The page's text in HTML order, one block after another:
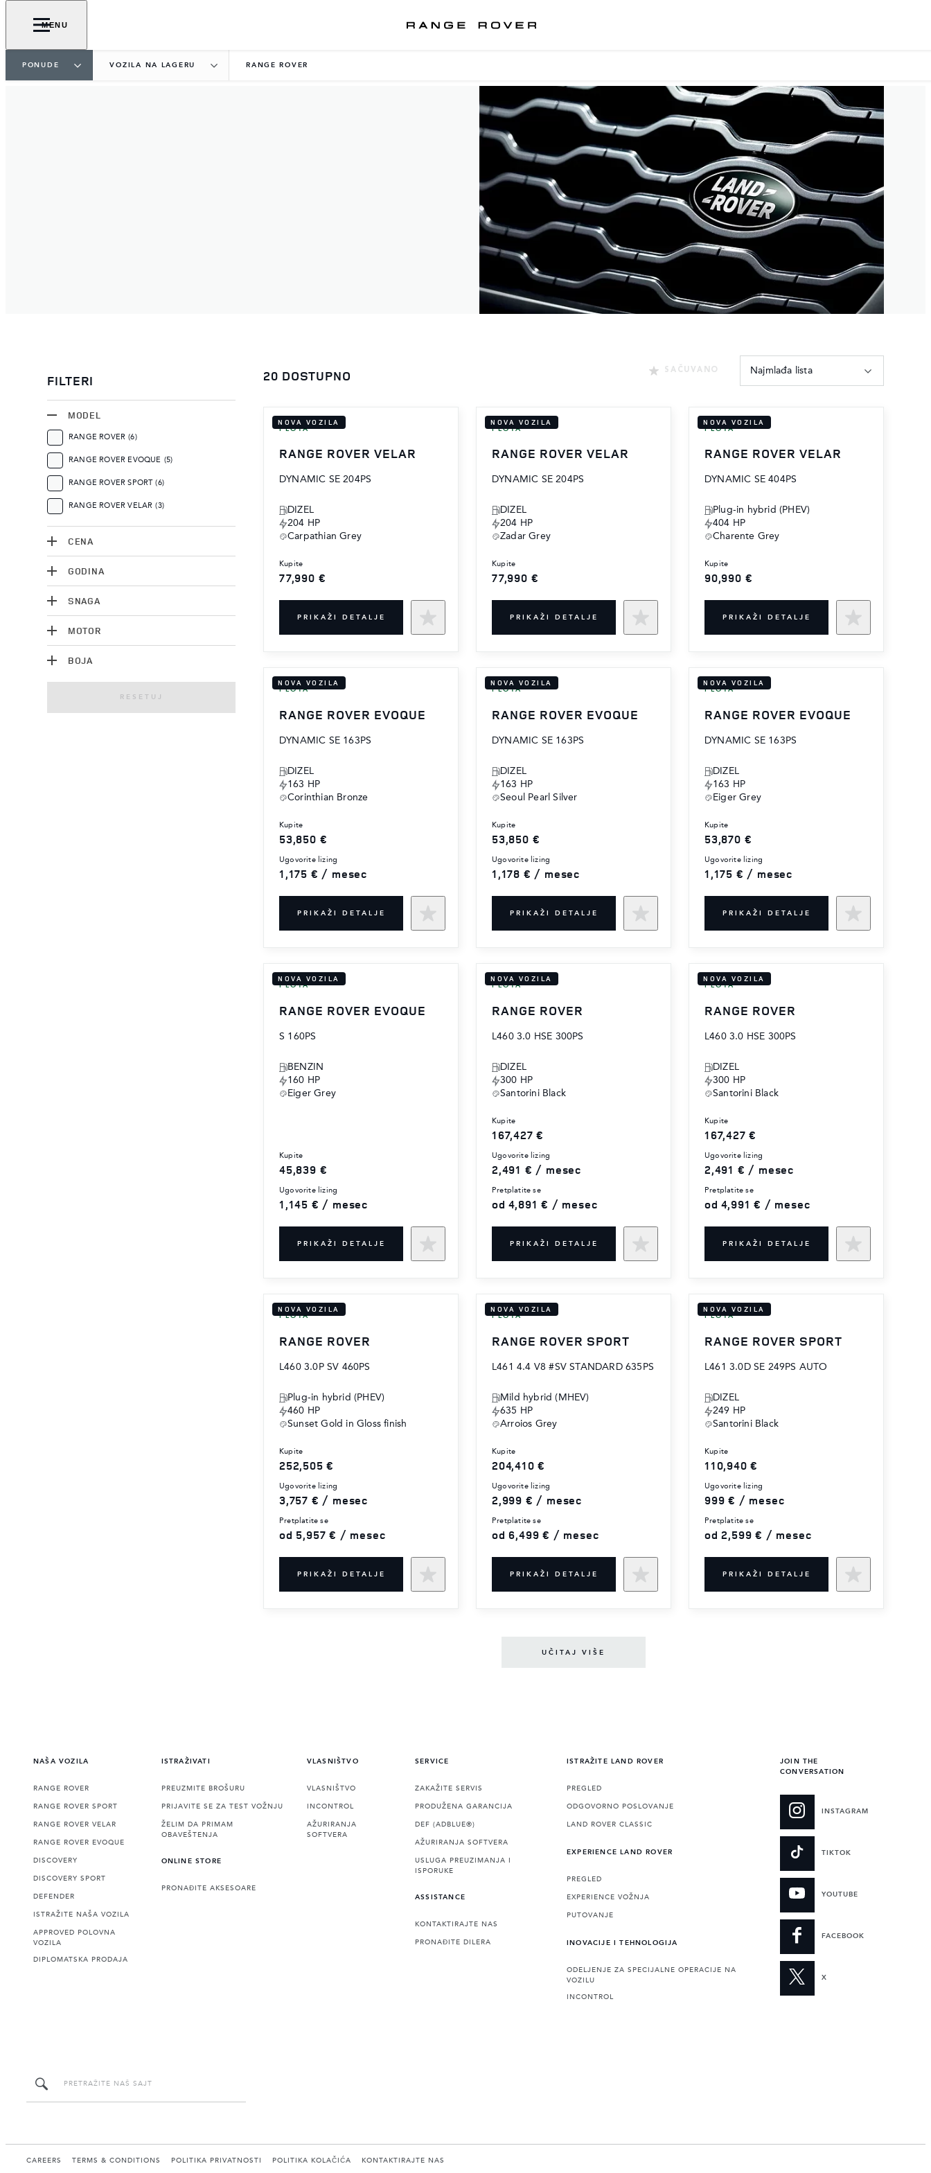
MENU
PONUDE VOZILA NA LAGERU RANGE ROVER
FILTERI
MODEL
RANGE ROVER (6)
RANGE ROVER EVOQUE (5)
RANGE ROVER SPORT (6)
RANGE ROVER VELAR (3)
CENA
GODINA
SNAGA
MOTOR
BOJA
RESETUJ
20 DOSTUPNO SAČUVANO Najmlađa lista
NOVA VOZILA
FLOTA
RANGE ROVER VELAR
DYNAMIC SE 204PS
DIZEL
204 HP
Carpathian Grey
kupite
77,990 €
PRIKAŽI DETALJE
NOVA VOZILA
FLOTA
RANGE ROVER VELAR
DYNAMIC SE 204PS
DIZEL
204 HP
Zadar Grey
kupite
77,990 €
PRIKAŽI DETALJE
NOVA VOZILA
FLOTA
RANGE ROVER VELAR
DYNAMIC SE 404PS
Plug-in hybrid (PHEV)
404 HP
Charente Grey
kupite
90,990 €
PRIKAŽI DETALJE
NOVA VOZILA
FLOTA
RANGE ROVER EVOQUE
DYNAMIC SE 163PS
DIZEL
163 HP
Corinthian Bronze
kupite
53,850 €
ugovorite lizing
1,175 € / mesec
PRIKAŽI DETALJE
NOVA VOZILA
FLOTA
RANGE ROVER EVOQUE
DYNAMIC SE 163PS
DIZEL
163 HP
Seoul Pearl Silver
kupite
53,850 €
ugovorite lizing
1,178 € / mesec
PRIKAŽI DETALJE
NOVA VOZILA
FLOTA
RANGE ROVER EVOQUE
DYNAMIC SE 163PS
DIZEL
163 HP
Eiger Grey
kupite
53,870 €
ugovorite lizing
1,175 € / mesec
PRIKAŽI DETALJE
NOVA VOZILA
FLOTA
RANGE ROVER EVOQUE
S 160PS
BENZIN
160 HP
Eiger Grey
kupite
45,839 €
ugovorite lizing
1,145 € / mesec
PRIKAŽI DETALJE
NOVA VOZILA
FLOTA
RANGE ROVER
L460 3.0 HSE 300PS
DIZEL
300 HP
Santorini Black
kupite
167,427 €
ugovorite lizing
2,491 € / mesec
pretplatite se
od 4,891 € / mesec
PRIKAŽI DETALJE
NOVA VOZILA
FLOTA
RANGE ROVER
L460 3.0 HSE 300PS
DIZEL
300 HP
Santorini Black
kupite
167,427 €
ugovorite lizing
2,491 € / mesec
pretplatite se
od 4,991 € / mesec
PRIKAŽI DETALJE
NOVA VOZILA
FLOTA
RANGE ROVER
L460 3.0P SV 460PS
Plug-in hybrid (PHEV)
460 HP
Sunset Gold in Gloss finish
kupite
252,505 €
ugovorite lizing
3,757 € / mesec
pretplatite se
od 5,957 € / mesec
PRIKAŽI DETALJE
NOVA VOZILA
FLOTA
RANGE ROVER SPORT
L461 4.4 V8 #SV STANDARD 635PS
Mild hybrid (MHEV)
635 HP
Arroios Grey
kupite
204,410 €
ugovorite lizing
2,999 € / mesec
pretplatite se
od 6,499 € / mesec
PRIKAŽI DETALJE
NOVA VOZILA
FLOTA
RANGE ROVER SPORT
L461 3.0D SE 249PS AUTO
DIZEL
249 HP
Santorini Black
kupite
110,940 €
ugovorite lizing
999 € / mesec
pretplatite se
od 2,599 € / mesec
PRIKAŽI DETALJE
UČITAJ VIŠE
NAŠA VOZILA
RANGE ROVER
RANGE ROVER SPORT
RANGE ROVER VELAR
RANGE ROVER EVOQUE
DISCOVERY
DISCOVERY SPORT
DEFENDER
ISTRAŽITE NAŠA VOZILA
APPROVED POLOVNA
VOZILA
DIPLOMATSKA PRODAJA
ISTRAŽIVATI
PREUZMITE BROŠURU
PRIJAVITE SE ZA TEST VOŽNJU
ŽELIM DA PRIMAM
OBAVEŠTENJA
ONLINE STORE
PRONAĐITE AKSESOARE
VLASNIŠTVO
VLASNIŠTVO
INCONTROL
AŽURIRANJA
SOFTVERA
SERVICE
ZAKAŽITE SERVIS
PRODUŽENA GARANCIJA
DEF (ADBLUE®)
AŽURIRANJA SOFTVERA
USLUGA PREUZIMANJA I
ISPORUKE
ASSISTANCE
KONTAKTIRAJTE NAS
PRONAĐITE DILERA
ISTRAŽITE LAND ROVER
PREGLED
ODGOVORNO POSLOVANJE
LAND ROVER CLASSIC
EXPERIENCE LAND ROVER
PREGLED
EXPERIENCE VOŽNJA
PUTOVANJE
INOVACIJE I TEHNOLOGIJA
ODELJENJE ZA SPECIJALNE OPERACIJE NA
VOZILU
INCONTROL
JOIN THE
CONVERSATION
INSTAGRAM
TIKTOK
YOUTUBE
FACEBOOK
X
CAREERS TERMS & CONDITIONS POLITIKA PRIVATNOSTI POLITIKA KOLAČIĆA KONTAKTIRAJTE NAS